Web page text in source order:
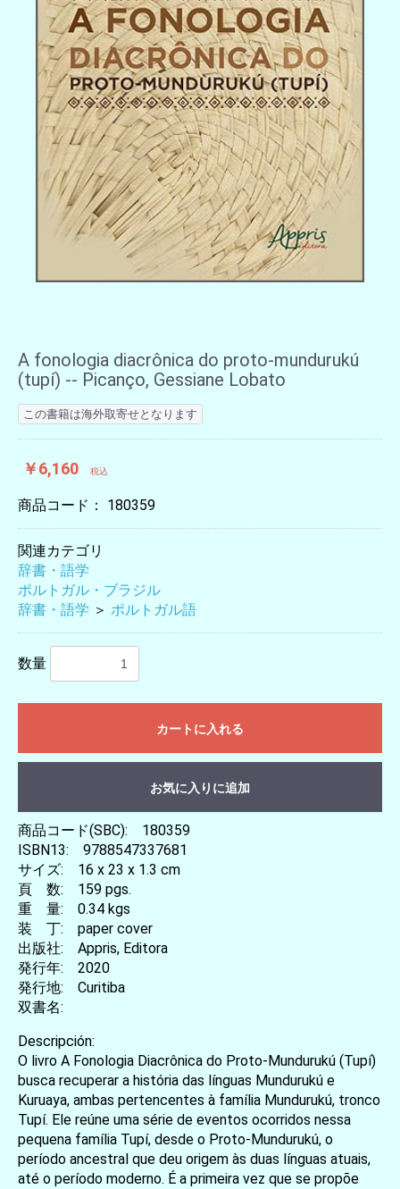
A fonologia diacrônica do proto-mundurukú
(tupí) -- Picanço, Gessiane Lobato
この書籍は海外取寄せとなります
￥6,160 税込
商品コード： 180359
関連カテゴリ
辞書・語学
ポルトガル・ブラジル
辞書・語学 ＞ ポルトガル語
数量
カートに入れる
お気に入りに追加
商品コード(SBC): 180359
ISBN13: 9788547337681
サイズ: 16 x 23 x 1.3 cm
頁 数: 159 pgs.
重 量: 0.34 kgs
装 丁: paper cover
出版社: Appris, Editora
発行年: 2020
発行地: Curitiba
双書名:
Descripción:
O livro A Fonologia Diacrônica do Proto-Mundurukú (Tupí)
busca recuperar a história das línguas Mundurukú e
Kuruaya, ambas pertencentes à família Mundurukú, tronco
Tupí. Ele reúne uma série de eventos ocorridos nessa
pequena família Tupí, desde o Proto-Mundurukú, o
período ancestral que deu origem às duas línguas atuais,
até o período moderno. É a primeira vez que se propõe